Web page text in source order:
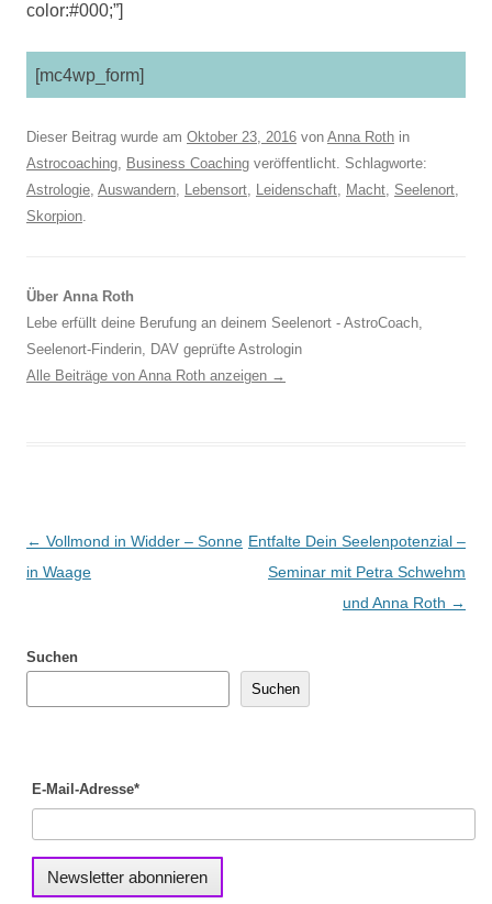
color:#000;”]
[mc4wp_form]
Dieser Beitrag wurde am Oktober 23, 2016 von Anna Roth in
Astrocoaching, Business Coaching veröffentlicht. Schlagworte:
Astrologie, Auswandern, Lebensort, Leidenschaft, Macht, Seelenort,
Skorpion.
Über Anna Roth
Lebe erfüllt deine Berufung an deinem Seelenort - AstroCoach,
Seelenort-Finderin, DAV geprüfte Astrologin
Alle Beiträge von Anna Roth anzeigen →
Beitragsnavigation
← Vollmond in Widder – Sonne
in Waage
Entfalte Dein Seelenpotenzial –
Seminar mit Petra Schwehm
und Anna Roth →
Suchen
Suchen
E-Mail-Adresse*